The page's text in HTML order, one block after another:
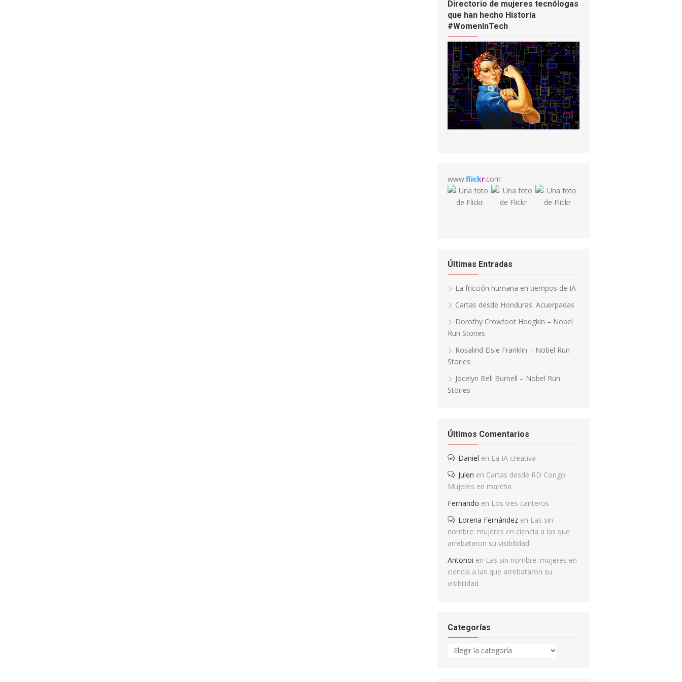
Directorio de mujeres tecnólogas
que han hecho Historia
#WomenInTech
www.flickr.com
Últimas Entradas
La fricción humana en tiempos de IA
Cartas desde Honduras: Acuerpadas
Dorothy Crowfoot Hodgkin – Nobel
Run Stories
Rosalind Elsie Franklin – Nobel Run
Stories
Jocelyn Bell Burnell – Nobel Run
Stories
Últimos Comentarios
Daniel en La IA creativa
Julen en Cartas desde RD Congo:
Mujeres en marcha
Fernando en Los tres canteros
Lorena Fernández en Las sin
nombre: mujeres en ciencia a las que
arrebataron su visibilidad
Antonoi en Las sin nombre: mujeres en
ciencia a las que arrebataron su
visibilidad
Categorías
Categorías